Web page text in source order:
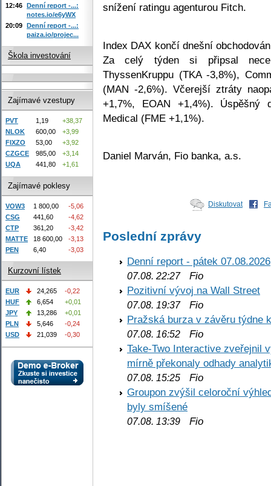
snížení ratingu agenturou Fitch.
Index DAX končí dnešní
Za celý týden si připsal
ThyssenKruppu (TKA -3,8%),
(MAN -2,6%). Včerejší ztráty
+1,7%, EOAN +1,4%).
Medical (FME +1,1%).
Daniel Marván, Fio banka, a.s.
Diskutovat
Poslední zprávy
Denní report - pátek 07.08.2026
07.08. 22:27Fio
Pozitivní vývoj na Wall Street
07.08. 19:37Fio
Pražská burza v závěru týdne
07.08. 16:52 Fio
Take-Two Interactive zveřejnil
mírně překonaly odhady
07.08. 15:25 Fio
Groupon zvýšil celoroční
byly smíšené
07.08. 13:39 Fio
12:46 Denní report -...:
notes.io/e6yWX
20:09 Denní report -...:
paiza.io/projec...
Škola investování
Zajímavé vzestupy
PVT 1,19
+38,37
NLOK
600,00
+3,99
FIXZO
53,00
+3,92
CZGCE
985,00
+3,14
UQA
441,80 +1,61
Zajímavé poklesy
VOW3 1 800,00
-5,06
CSG
441,60
-4,62
CTP
361,20
-3,42
MATTE
18 600,00
-3,13
PEN
6,40 -3,03
Kurzovní lístek
EUR 24,265
-0,22
HUF
6,654
+0,01
JPY
13,286
+0,01
PLN
5,646
-0,24
USD
21,039 -0,30